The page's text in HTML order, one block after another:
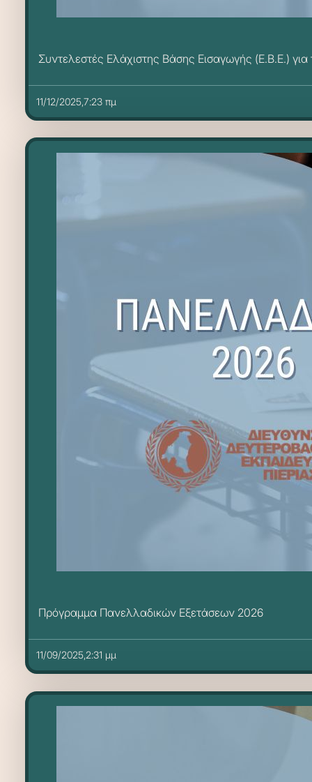
Συντελεστές Ελάχιστης Βάσης Εισαγωγής (Ε.Β.Ε.) για
11/12/2025,7:23 πμ
Πρόγραμμα Πανελλαδικών Εξετάσεων 2026
11/09/2025,2:31 μμ